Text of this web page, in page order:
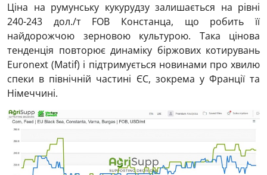
Ціна на румунську кукурудзу залишається на рівні
240-243 дол./т FOB Констанца, що робить її
найдорожчою зерновою культурою. Така цінова
тенденція повторює динаміку біржових котирувань
Euronext (Matif) і підтримується новинами про хвилю
спеки в північній частині ЄС, зокрема у Франції та
Німеччині.